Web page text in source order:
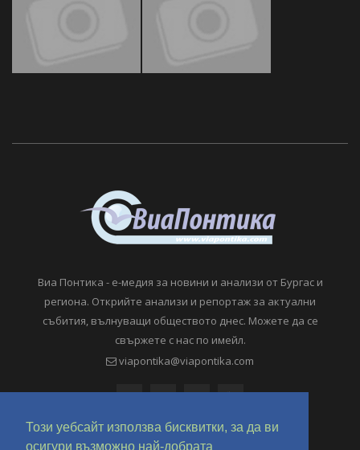
Този уебсайт използва бисквитки, за да ви
осигури възможно най-добрата
Виа Понтика - е-медия за новини и анализи от Бургас и
региона. Открийте анализи и репортаж за актуални
събития, вълнуващи обществото днес. Можете да се
свържете с нас по имейл.
viapontika@viapontika.com